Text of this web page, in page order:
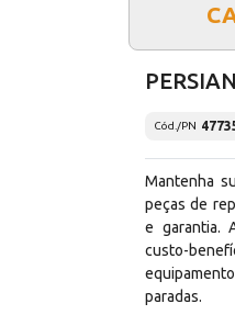
Cód./PN
Mantenha
peças de
e garantia.
custo-
paradas.